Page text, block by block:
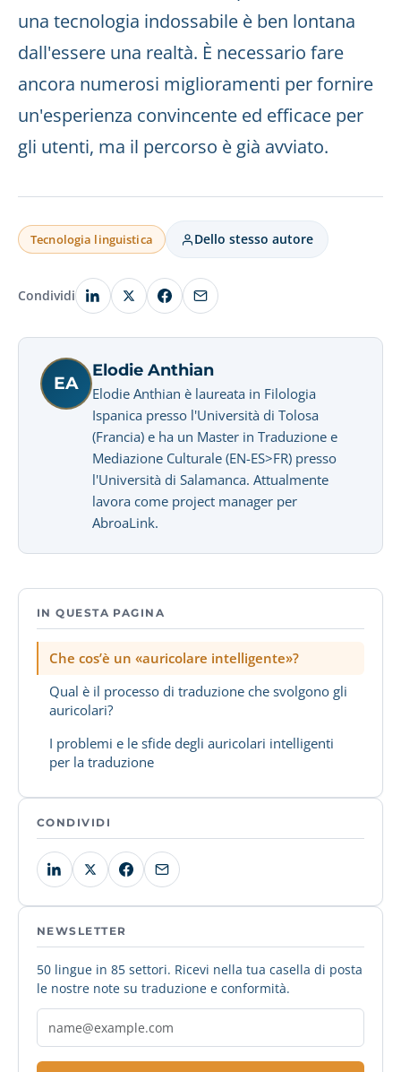
una tecnologia indossabile è ben lontana
dall'essere una realtà. È necessario fare
ancora numerosi miglioramenti per fornire
un'esperienza convincente ed efficace per
gli utenti, ma il percorso è già avviato.
Tecnologia linguistica Dello stesso autore
Condividi
EA
Elodie Anthian
Elodie Anthian è laureata in Filologia
Ispanica presso l'Università di Tolosa
(Francia) e ha un Master in Traduzione e
Mediazione Culturale (EN-ES>FR) presso
l'Università di Salamanca. Attualmente
lavora come project manager per
AbroaLink.
IN QUESTA PAGINA
Che cos’è un «auricolare intelligente»?
Qual è il processo di traduzione che svolgono gli
auricolari?
I problemi e le sfide degli auricolari intelligenti
per la traduzione
CONDIVIDI
NEWSLETTER
50 lingue in 85 settori. Ricevi nella tua casella di posta
le nostre note su traduzione e conformità.